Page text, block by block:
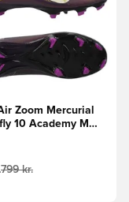
Zoom Mercurial
10 Academy MG
799 kr.